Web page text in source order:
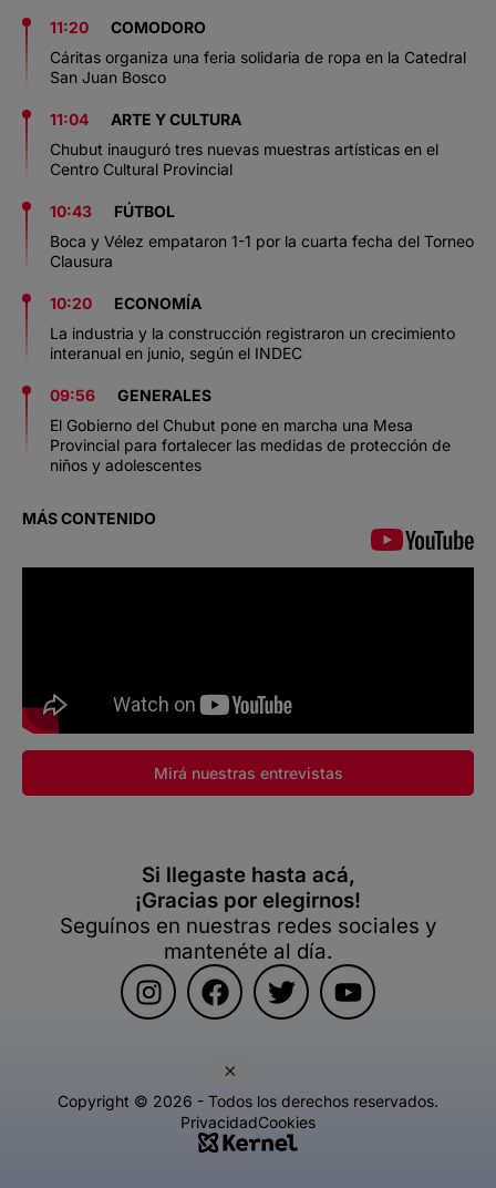
×
11:20
COMODORO
Cáritas organiza una feria solidaria de ropa en la Catedral
San Juan Bosco
11:04
ARTE Y CULTURA
Chubut inauguró tres nuevas muestras artísticas en el
Centro Cultural Provincial
10:43
FÚTBOL
Boca y Vélez empataron 1-1 por la cuarta fecha del Torneo
Clausura
10:20
ECONOMÍA
La industria y la construcción registraron un crecimiento
interanual en junio, según el INDEC
09:56
GENERALES
El Gobierno del Chubut pone en marcha una Mesa
Provincial para fortalecer las medidas de protección de
niños y adolescentes
MÁS CONTENIDO
Mirá nuestras entrevistas
Si llegaste hasta acá,
¡Gracias por elegirnos!
Seguínos en nuestras redes sociales y
mantenéte al día.
Copyright © 2026 - Todos los derechos reservados.
PrivacidadCookies